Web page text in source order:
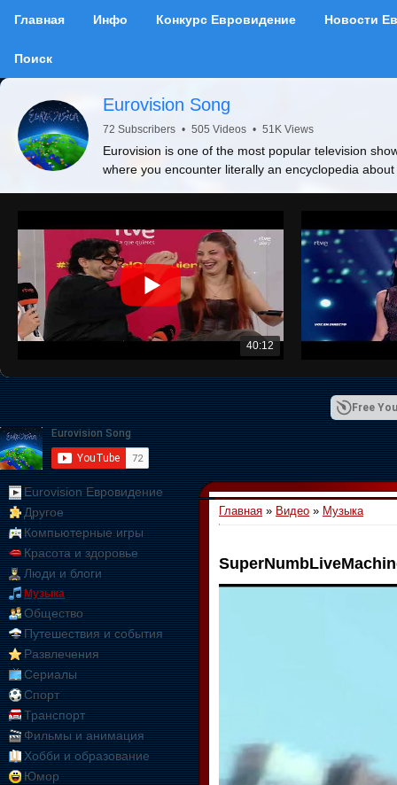
Главная Инфо Конкурс Евровидение Новости
Поиск
Eurovision Song
72 Subscribers • 505 Videos • 51K Views
Eurovision is one of the most popular television
where you encounter literally an encyclopedia
40:12
Free
Eurovision Евровидение
Другое
Компьютерные игры
Красота и здоровье
Люди и блоги
Музыка
Общество
Путешествия и события
Развлечения
Сериалы
Спорт
Транспорт
Фильмы и анимация
Хобби и образование
Юмор
Главная » Видео » Музыка